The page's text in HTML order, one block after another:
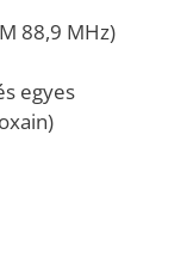
88,9 MHz)
egyes